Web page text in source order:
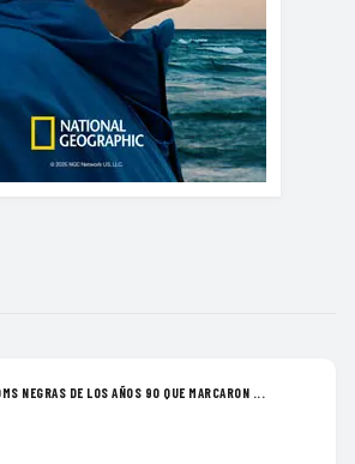
NEGRAS DE LOS AÑOS 90 QUE MARCARON ...